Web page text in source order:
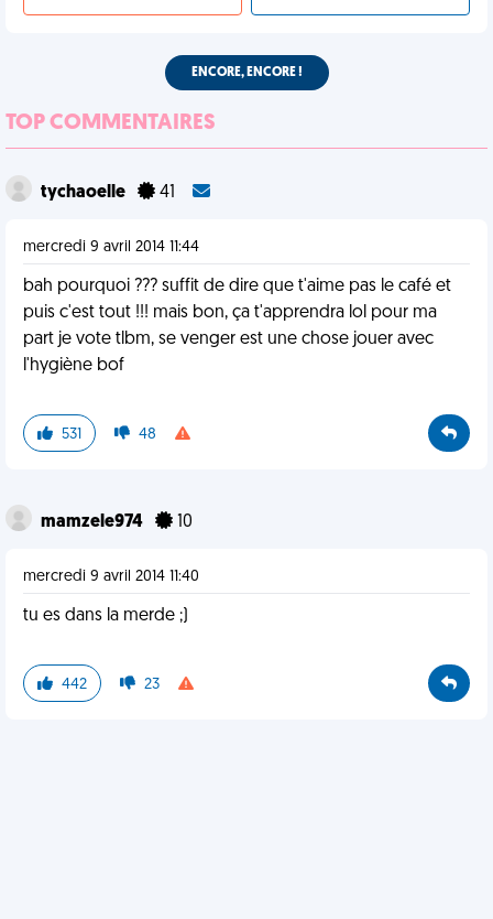
ENCORE, ENCORE !
TOP COMMENTAIRES
tychaoelle 41
mercredi 9 avril 2014 11:44
bah pourquoi ??? suffit de dire que t'aime pas le café et
puis c'est tout !!! mais bon, ça t'apprendra lol pour ma
part je vote tlbm, se venger est une chose jouer avec
l'hygiène bof
531 48
mamzele974 10
mercredi 9 avril 2014 11:40
tu es dans la merde ;)
442 23